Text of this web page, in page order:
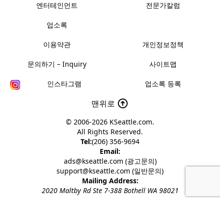
엔터테인먼트 전문가칼럼
업소록
이용약관 개인정보정책
문의하기 – Inquiry 사이트맵
인스타그램 업소록 등록
맨위로
© 2006-2026 KSeattle.com.
All Rights Reserved.
Tel:(206) 356-9694
Email:
ads@kseattle.com (광고문의)
support@kseattle.com (일반문의)
Mailing Address:
2020 Maltby Rd Ste 7-388 Bothell WA 98021